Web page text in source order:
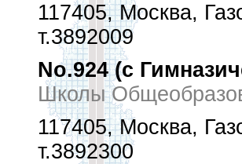
117405, Москва,
т.3892009
No.924 (с
Школы
117405, Москва,
т.3892300